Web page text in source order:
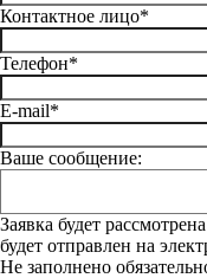
Контактное лицо*
Телефон*
E-mail*
Ваше сообщение:
Заявка будет
будет отправлен на
Не заполнено